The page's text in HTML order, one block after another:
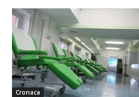
Cronaca